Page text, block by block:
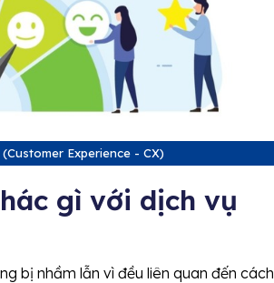
Experience - CX)
gì với dịch vụ
bị nhầm lẫn vì đều liên quan đến cách